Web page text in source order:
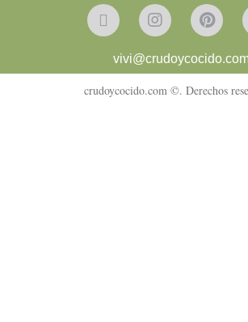
crudoycocido.com ©. Derechos